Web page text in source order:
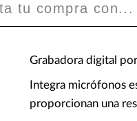
tu compra con...
Grabadora digital
Integra micrófonos
proporcionan una